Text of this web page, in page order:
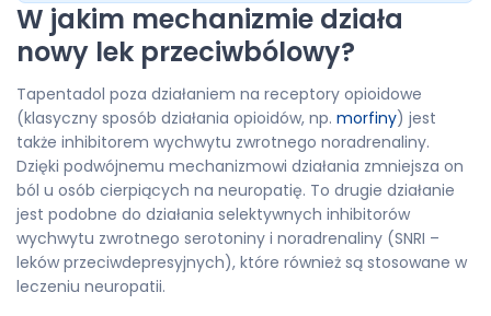
W jakim mechanizmie działa
nowy lek przeciwbólowy?
Tapentadol poza działaniem na receptory opioidowe
(klasyczny sposób działania opioidów, np. morfiny) jest
także inhibitorem wychwytu zwrotnego noradrenaliny.
Dzięki podwójnemu mechanizmowi działania zmniejsza on
ból u osób cierpiących na neuropatię. To drugie działanie
jest podobne do działania selektywnych inhibitorów
wychwytu zwrotnego serotoniny i noradrenaliny (SNRI –
leków przeciwdepresyjnych), które również są stosowane w
leczeniu neuropatii.